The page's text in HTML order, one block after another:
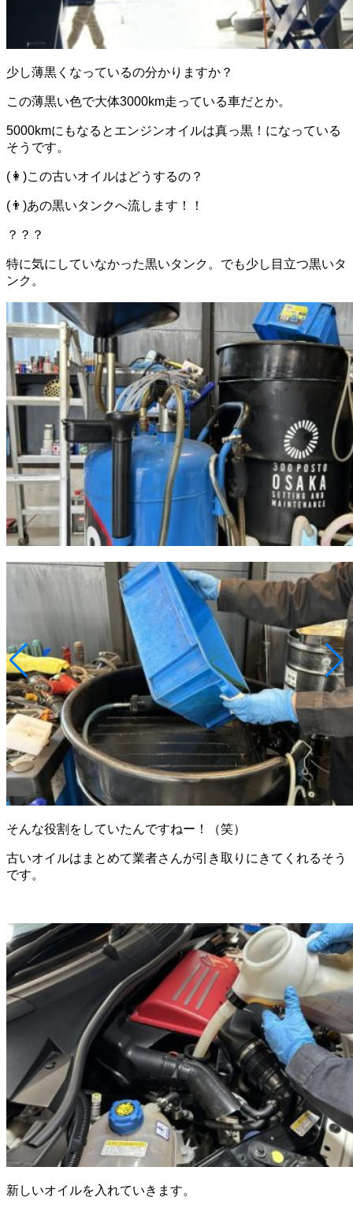
少し薄黒くなっているの分かりますか？
この薄黒い色で大体3000km走っている車だとか。
5000kmにもなるとエンジンオイルは真っ黒！になっている
そうです。
(👩)この古いオイルはどうするの？
(👨)あの黒いタンクへ流します！！
？？？
特に気にしていなかった黒いタンク。でも少し目立つ黒いタ
ンク。
そんな役割をしていたんですねー！（笑）
古いオイルはまとめて業者さんが引き取りにきてくれるそう
です。
新しいオイルを入れていきます。